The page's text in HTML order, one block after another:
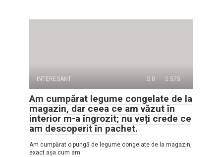
INTERESANT 0 575
Am cumpărat legume congelate de la
magazin, dar ceea ce am văzut în
interior m-a îngrozit; nu veți crede ce
am descoperit în pachet.
Am cumpărat o pungă de legume congelate de la magazin,
exact așa cum am